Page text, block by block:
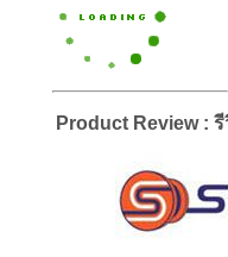
Product Review :